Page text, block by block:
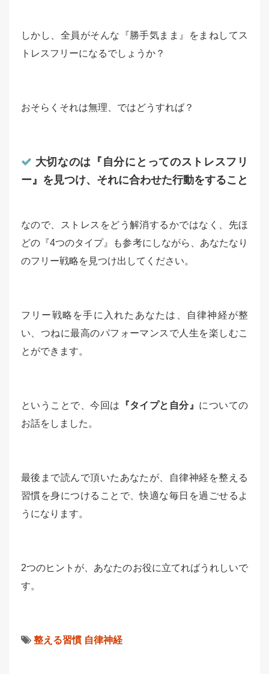
しかし、全員がそんな『勝手気まま』をまねしてス
トレスフリーになるでしょうか？
おそらくそれは無理、ではどうすれば？
大切なのは『自分にとってのストレスフリ
ー』を見つけ、それに合わせた行動をすること
なので、ストレスをどう解消するかではなく、先ほ
どの『4つのタイプ』も参考にしながら、あなたなり
のフリー戦略を見つけ出してください。
フリー戦略を手に入れたあなたは、自律神経が整
い、つねに最高のパフォーマンスで人生を楽しむこ
とができます。
ということで、今回は 『タイプと自分』 についての
お話をしました。
最後まで読んで頂いたあなたが、自律神経を整える
習慣を身につけることで、快適な毎日を過ごせるよ
うになります。
2つのヒントが、あなたのお役に立てればうれしいで
す。
整える習慣 自律神経